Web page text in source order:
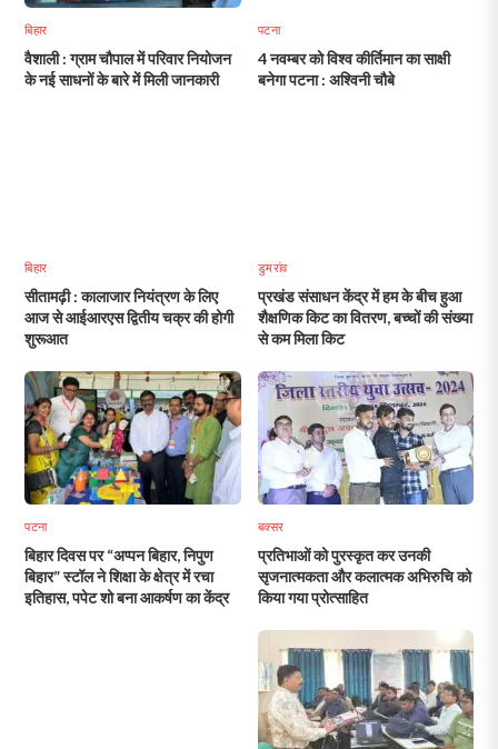
बिहार
वैशाली : ग्राम चौपाल में परिवार नियोजन
के नई साधनों के बारे में मिली जानकारी
पटना
4 नवम्बर को विश्व कीर्तिमान का साक्षी
बनेगा पटना : अश्विनी चौबे
बिहार
सीतामढ़ी : कालाजार नियंत्रण के लिए
आज से आईआरएस द्वितीय चक्र की होगी
शुरूआत
डुमरांव
प्रखंड संसाधन केंद्र में हम के बीच हुआ
शैक्षणिक किट का वितरण, बच्चों की संख्या
से कम मिला किट
पटना
बिहार दिवस पर “अप्पन बिहार, निपुण
बिहार” स्टॉल ने शिक्षा के क्षेत्र में रचा
इतिहास, पपेट शो बना आकर्षण का केंद्र
बक्सर
प्रतिभाओं को पुरस्कृत कर उनकी
सृजनात्मकता और कलात्मक अभिरुचि को
किया गया प्रोत्साहित